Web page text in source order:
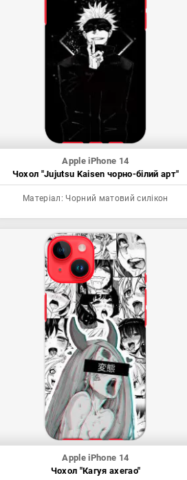
Apple iPhone 14
Чохол "Jujutsu Kaisen чорно-білий арт"
Матеріал: Чорний матовий силікон
Apple iPhone 14
Чохол "Кагуя ахегао"